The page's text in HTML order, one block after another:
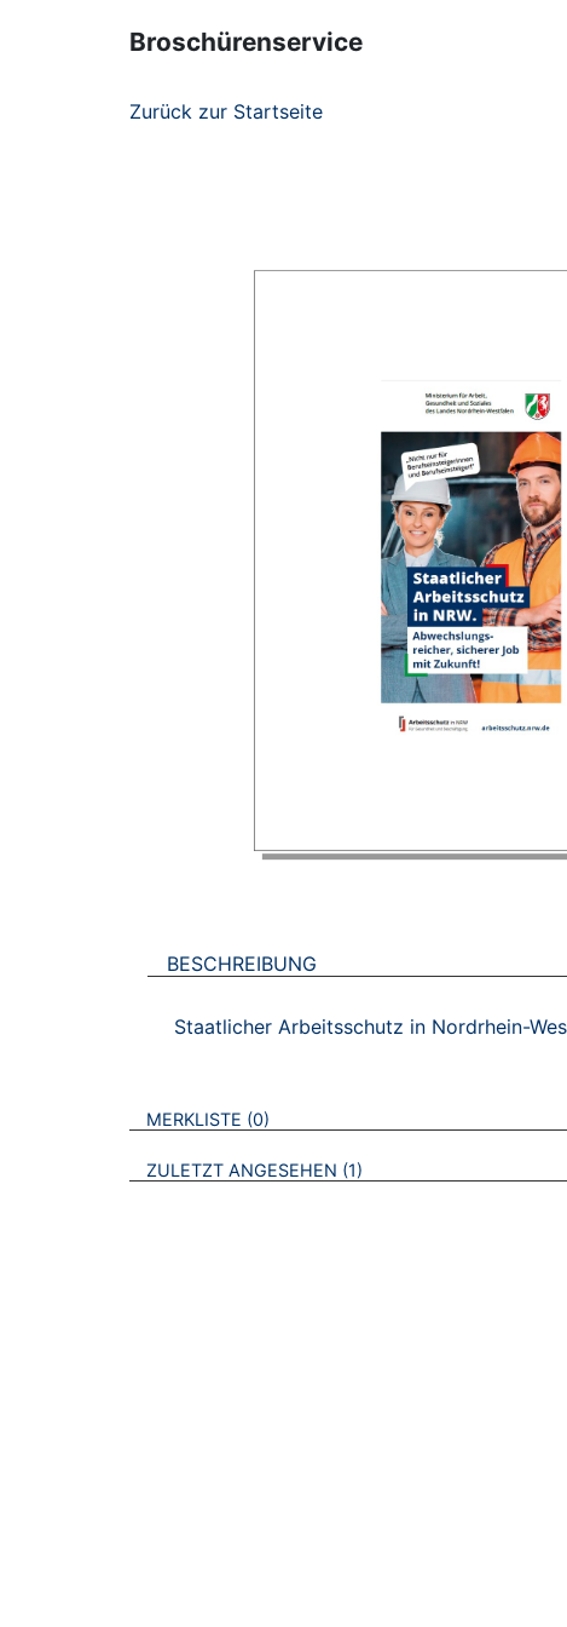
Broschürenservice
Zurück zur Startseite
BESCHREIBUNG
Staatlicher Arbeitsschutz in Nordrhein-
VERWEISE AUF VERMERKTE- ODER ZULETZT
MERKLISTE 0
ZULETZT ANGESEHEN 1